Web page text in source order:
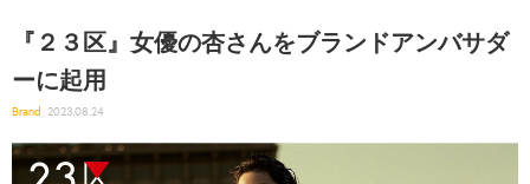
『２３区』女優の杏さんをブランドアンバサダ
ーに起用
Brand 2023.08.24